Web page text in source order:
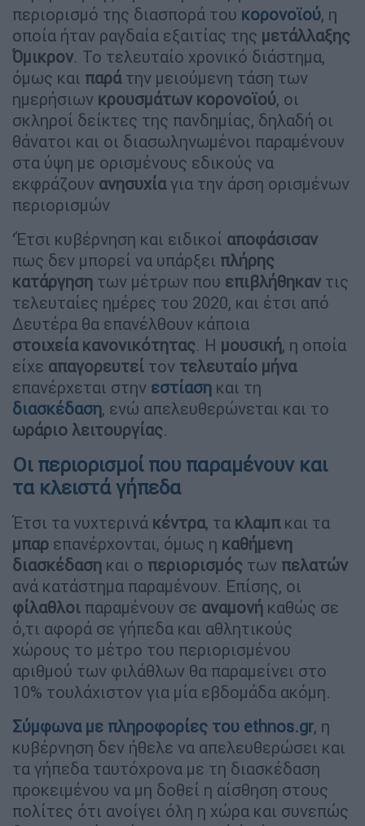
περιορισμό της διασπορά του κορονοϊού, η
οποία ήταν ραγδαία εξαιτίας της μετάλλαξης
Όμικρον. Το τελευταίο χρονικό διάστημα,
όμως και παράτην μειούμενη τάση των
ημερήσιων κρουσμάτων κορονοϊού, οι
σκληροί δείκτες της πανδημίας, δηλαδή οι
θάνατοι και οι διασωληνωμένοι παραμένουν
στα ύψη με ορισμένους εδικούς να
εκφράζουν ανησυχίαγια την άρση ορισμένων
περιορισμών
‘Έτσι κυβέρνηση και ειδικοί αποφάσισαν
πως δεν μπορεί να υπάρξει πλήρης
κατάργηση των μέτρων που επιβλήθηκαν τις
τελευταίες ημέρες του 2020, και έτσι από
Δευτέρα θα επανέλθουν κάποια
στοιχεία κανονικότητας. Η μουσική, η οποία
είχε απαγορευτεί τον τελευταίο μήνα
επανέρχεται στην εστίαση και τη
διασκέδαση, ενώ απελευθερώνεται και το
ωράριο λειτουργίας.
Οι περιορισμοί που παραμένουν και
τα κλειστά γήπεδα
Έτσι τα νυχτερινά κέντρα, τα κλαμπ και τα
μπαρ επανέρχονται, όμως η καθήμενη
διασκέδαση και ο περιορισμός των πελατών
ανά κατάστημα παραμένουν. Επίσης, οι
φίλαθλοι παραμένουν σε αναμονή καθώς σε
ό,τι αφορά σε γήπεδα και αθλητικούς
χώρους το μέτρο του περιορισμένου
αριθμού των φιλάθλων θα παραμείνει στο
10% τουλάχιστον για μία εβδομάδα ακόμη.
Σύμφωνα με πληροφορίες του ethnos.gr, η
κυβέρνηση δεν ήθελε να απελευθερώσει και
τα γήπεδα ταυτόχρονα με τη διασκέδαση
προκειμένου να μη δοθεί η αίσθηση στους
πολίτες ότι ανοίγει όλη η χώρα και συνεπώς